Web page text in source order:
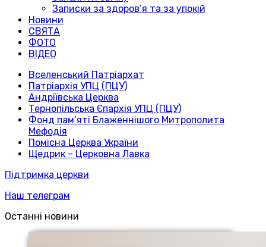
Записки за здоров’я та за упокій
Новини
СВЯТА
ФОТО
ВІДЕО
Вселенський Патріархат
Патріархія УПЦ (ПЦУ)
Андріївська Церква
Тернопільська Єпархія УПЦ (ПЦУ)
Фонд пам’яті Блаженнішого Митрополита
Мефодія
Помісна Церква України
Щедрик – Церковна Лавка
Підтримка церкви
Наш телеграм
Останні новини